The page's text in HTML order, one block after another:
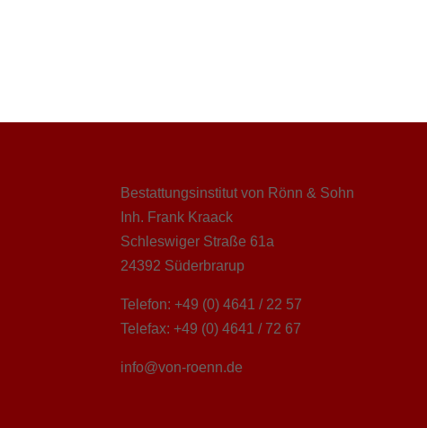
Bestattungsinstitut von Rönn & Sohn
Inh. Frank Kraack
Schleswiger Straße 61a
24392 Süderbrarup
Telefon: +49 (0) 4641 / 22 57
Telefax: +49 (0) 4641 / 72 67
info@von-roenn.de